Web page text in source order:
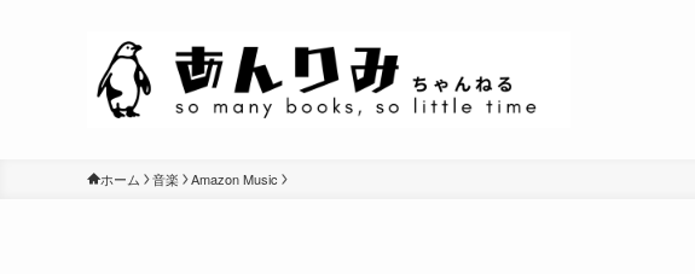
ホーム 音楽 Amazon Music